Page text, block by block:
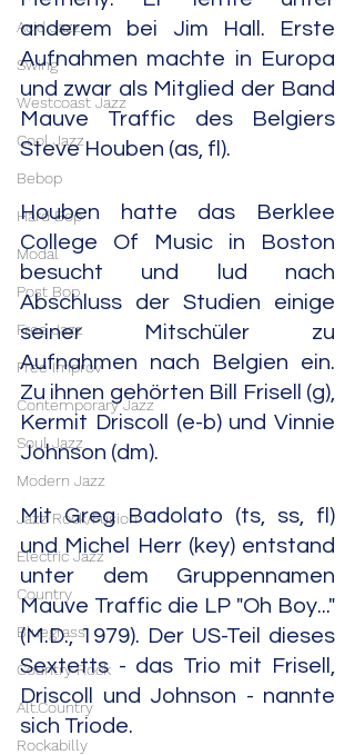
Acid Jazz
Swing
Westcoast Jazz
Cool Jazz
Bebop
Hard Bop
Modal
Post Bop
Free Jazz
Free Improv
Contemporary Jazz
Soul Jazz
Modern Jazz
Jazz Rock/Fusion
Electric Jazz
Country
Bluegrass
Country Rock
Alt.Country
Rockabilly
anderem bei Jim Hall. Erste
Aufnahmen machte in Europa
und zwar als Mitglied der Band
Mauve Traffic des Belgiers
Steve Houben (as, fl).
Houben hatte das Berklee
College Of Music in Boston
besucht und lud nach
Abschluss der Studien einige
seiner Mitschüler zu
Aufnahmen nach Belgien ein.
Zu ihnen gehörten Bill Frisell (g),
Kermit Driscoll (e-b) und Vinnie
Johnson (dm).
Mit Greg Badolato (ts, ss, fl)
und Michel Herr (key) entstand
unter dem Gruppennamen
Mauve Traffic die LP "Oh Boy..."
(M.D., 1979). Der US-Teil dieses
Sextetts - das Trio mit Frisell,
Driscoll und Johnson - nannte
sich Triode.